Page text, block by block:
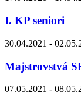
I. KP seniori
30.04.2021 -
Majstrovstvá
07.05.2021 -